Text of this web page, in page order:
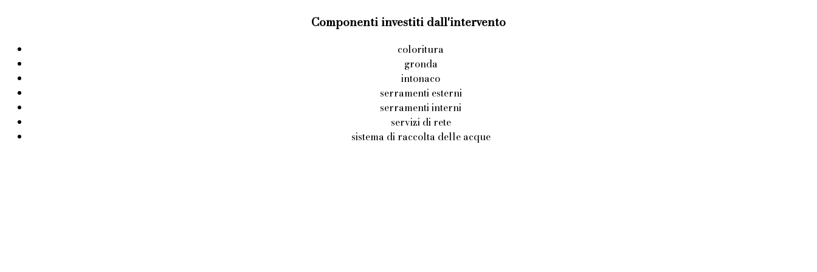
Componenti investiti dall'intervento
coloritura
gronda
intonaco
serramenti esterni
serramenti interni
servizi di rete
sistema di raccolta delle acque